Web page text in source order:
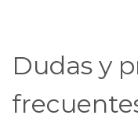
Dudas y